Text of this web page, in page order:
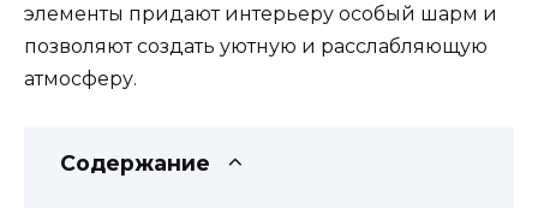
элементы придают интерьеру особый шарм и
позволяют создать уютную и расслабляющую
атмосферу.
Содержание